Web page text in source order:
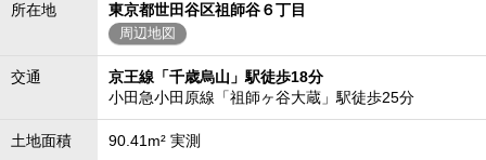
所在地 東京都世田谷区祖師谷６丁目
周辺地図
交通
京王線「千歳烏山」駅徒歩18分
小田急小田原線「祖師ヶ谷大蔵」駅徒歩25分
土地面積 90.41m² 実測